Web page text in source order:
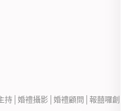
持│婚禮攝影│婚禮顧問│報囍囉創意